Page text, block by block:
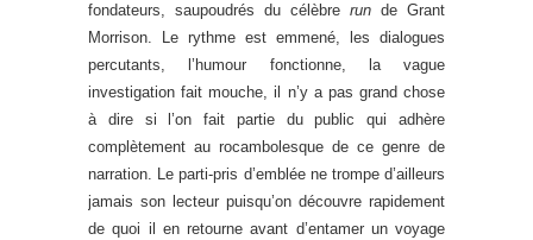
fondateurs, saupoudrés du célèbre run de Grant
Morrison. Le rythme est emmené, les dialogues
percutants, l’humour fonctionne, la vague
investigation fait mouche, il n’y a pas grand chose
à dire si l’on fait partie du public qui adhère
complètement au rocambolesque de ce genre de
narration. Le parti-pris d’emblée ne trompe d’ailleurs
jamais son lecteur puisqu’on découvre rapidement
de quoi il en retourne avant d’entamer un voyage